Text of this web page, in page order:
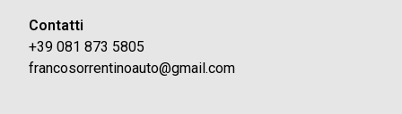
Contatti
+39 081 873 5805
francosorrentinoauto@gmail.com